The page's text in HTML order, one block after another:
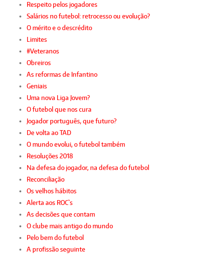
Respeito pelos jogadores
Salários no futebol: retrocesso ou evolução?
O mérito e o descrédito
Limites
#Veteranos
Obreiros
As reformas de Infantino
Geniais
Uma nova Liga Jovem?
O futebol que nos cura
Jogador português, que futuro?
De volta ao TAD
O mundo evolui, o futebol também
Resoluções 2018
Na defesa do jogador, na defesa do futebol
Reconciliação
Os velhos hábitos
Alerta aos ROC`s
As decisões que contam
O clube mais antigo do mundo
Pelo bem do futebol
A profissão seguinte